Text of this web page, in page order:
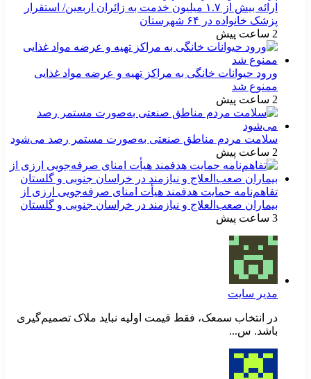
ارائه بیش از ۱.۷ میلیون خدمت به زائران اربعین/ استقرار
پزشک خانواده در ۶۴ شهرستان
2 ساعت پیش
ورود حیوانات خانگی به مراکز تهیه و عرضه مواد غذایی
ممنوع شد
2 ساعت پیش
سلامت مردم مناطق صنعتی به‌صورت مستمر رصد می‌شود
2 ساعت پیش
تفاهم‌نامه حمایت هدفمند هیأت امنای صرفه‌جویی ارزی از
بیماران صعب‌العلاج و نیازمند در خراسان جنوبی و گلستان
3 ساعت پیش
مدیر سایت
در انتخاب سمعک، فقط قیمت اولیه نباید ملاک تصمیم‌گیری
باشد. س...